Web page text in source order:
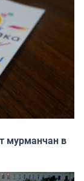
мурманчан в